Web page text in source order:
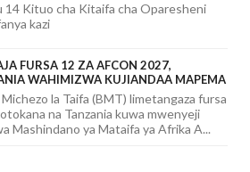
14 Kituo cha Kitaifa cha Oparesheni
kazi
FURSA 12 ZA AFCON 2027,
WAHIMIZWA KUJIANDAA MAPEMA
Michezo la Taifa (BMT) limetangaza fursa
na Tanzania kuwa mwenyeji
Mashindano ya Mataifa ya Afrika A...